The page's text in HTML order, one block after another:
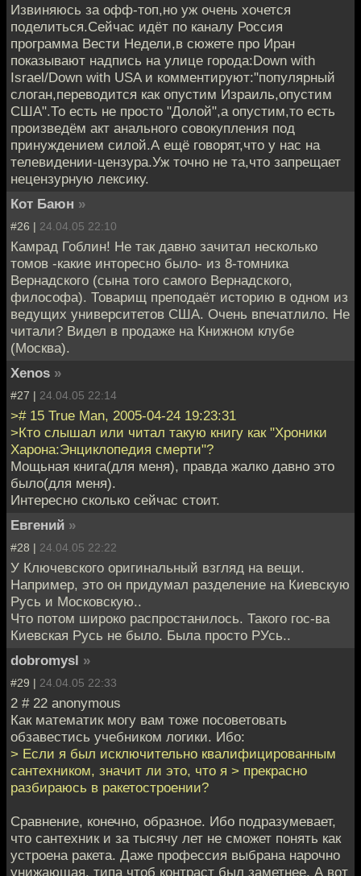
Извиняюсь за офф-топ,но уж очень хочется
поделиться.Сейчас идёт по каналу Россия
программа Вести Недели,в сюжете про Иран
показывают надпись на улице города:Down with
Israel/Down with USA и комментируют:"популярный
слоган,переводится как опустим Израиль,опустим
США".То есть не просто "Долой",а опустим,то есть
произведём акт анального совокупления под
принуждением силой.А ещё говорят,что у нас на
телевидении-цензура.Уж точно не та,что запрещает
нецензурную лексику.
Кот Баюн »
#26 | 24.04.05 22:10
Камрад Гоблин! Не так давно зачитал несколько
томов -какие инторесно было- из 8-томника
Вернадского (сына того самого Вернадского,
философа). Товарищ преподаёт историю в одном из
ведущих университетов США. Очень впечатлило. Не
читали? Видел в продаже на Книжном клубе
(Москва).
Xenos »
#27 | 24.04.05 22:14
># 15 True Man, 2005-04-24 19:23:31
>Кто слышал или читал такую книгу как "Хроники
Харона:Энциклопедия смерти"?
Мощьная книга(для меня), правда жалко давно это
было(для меня).
Интересно сколько сейчас стоит.
Евгений »
#28 | 24.04.05 22:22
У Ключевского оригинальный взгляд на вещи.
Например, это он придумал разделение на Киевскую
Русь и Московскую..
Что потом широко распростанилось. Такого гос-ва
Киевская Русь не было. Была просто РУсь..
dobromysl »
#29 | 24.04.05 22:33
2 # 22 anonymous
Как математик могу вам тоже посоветовать
обзавестись учебником логики. Ибо:
> Если я был исключительно квалифицированным
сантехником, значит ли это, что я > прекрасно
разбираюсь в ракетостроении?
Сравнение, конечно, образное. Ибо подразумевает,
что сантехник и за тысячу лет не сможет понять как
устроена ракета. Даже профессия выбрана нарочно
унижающая, типа чтоб контраст был заметнее. А вот